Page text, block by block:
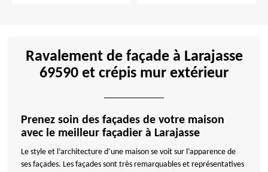
Ravalement de façade à Larajasse
69590 et crépis mur extérieur
Prenez soin des façades de votre maison
avec le meilleur façadier à Larajasse
Le style et l’architecture d’une maison se voit sur l’apparence de
ses façades. Les façades sont très remarquables et représentatives